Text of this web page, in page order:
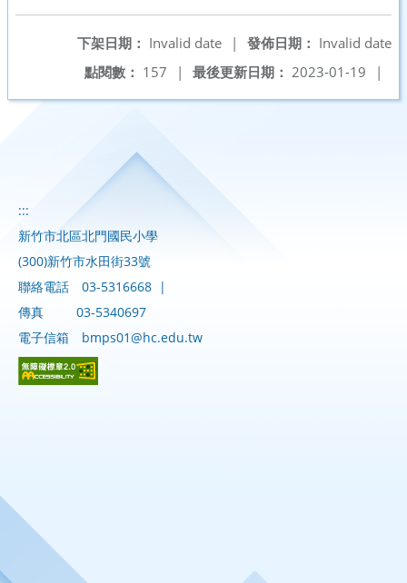
發佈日期： Invalid date
下架日期： Invalid date
|
最後更新日期： 2023-01-19 |
點閱數： 157 |
:::
新竹市北區北門國民小學
(300)新竹市水田街33號
聯絡電話
03-5316668 |
傳真
03-5340697
電子信箱
bmps01@hc.edu.tw